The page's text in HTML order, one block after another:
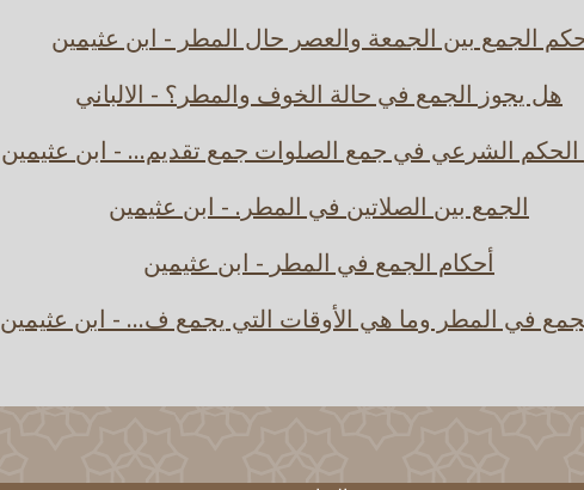
الجمع بين الجمعة والعصر حال المطر - ابن عثيمين
هل يجوز الجمع في حالة الخوف والمطر؟ - الالباني
الحكم الشرعي في جمع الصلوات جمع تقديم... - ابن عثيمين
الجمع بين الصلاتين في المطر. - ابن عثيمين
أحكام الجمع في المطر - ابن عثيمين
في المطر وما هي الأوقات التي يجمع ف... - ابن عثيمين